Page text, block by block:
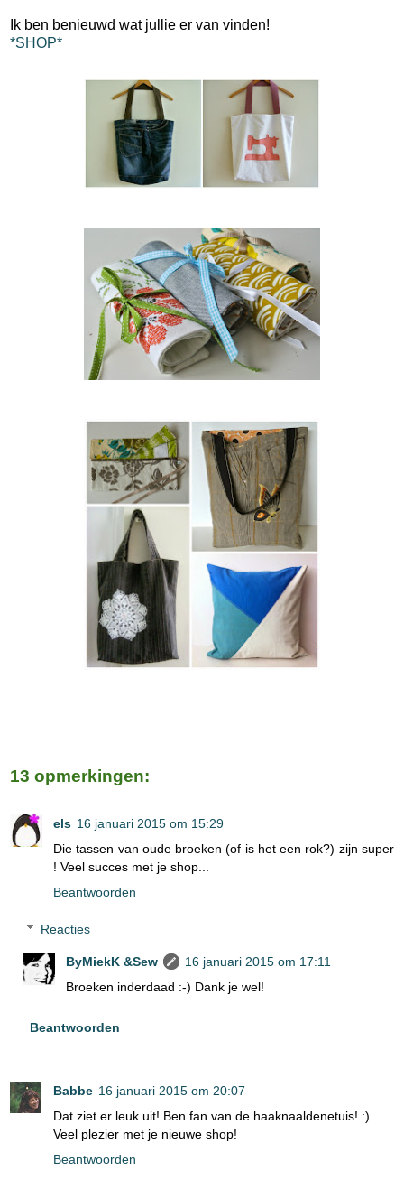
Ik ben benieuwd wat jullie er van vinden!
*SHOP*
13 opmerkingen:
els 16 januari 2015 om 15:29
Die tassen van oude broeken (of is het een rok?) zijn super
! Veel succes met je shop...
Beantwoorden
Reacties
ByMiekK &Sew
16 januari 2015 om 17:11
Broeken inderdaad :-) Dank je wel!
Beantwoorden
Babbe 16 januari 2015 om 20:07
Dat ziet er leuk uit! Ben fan van de haaknaaldenetuis! :)
Veel plezier met je nieuwe shop!
Beantwoorden